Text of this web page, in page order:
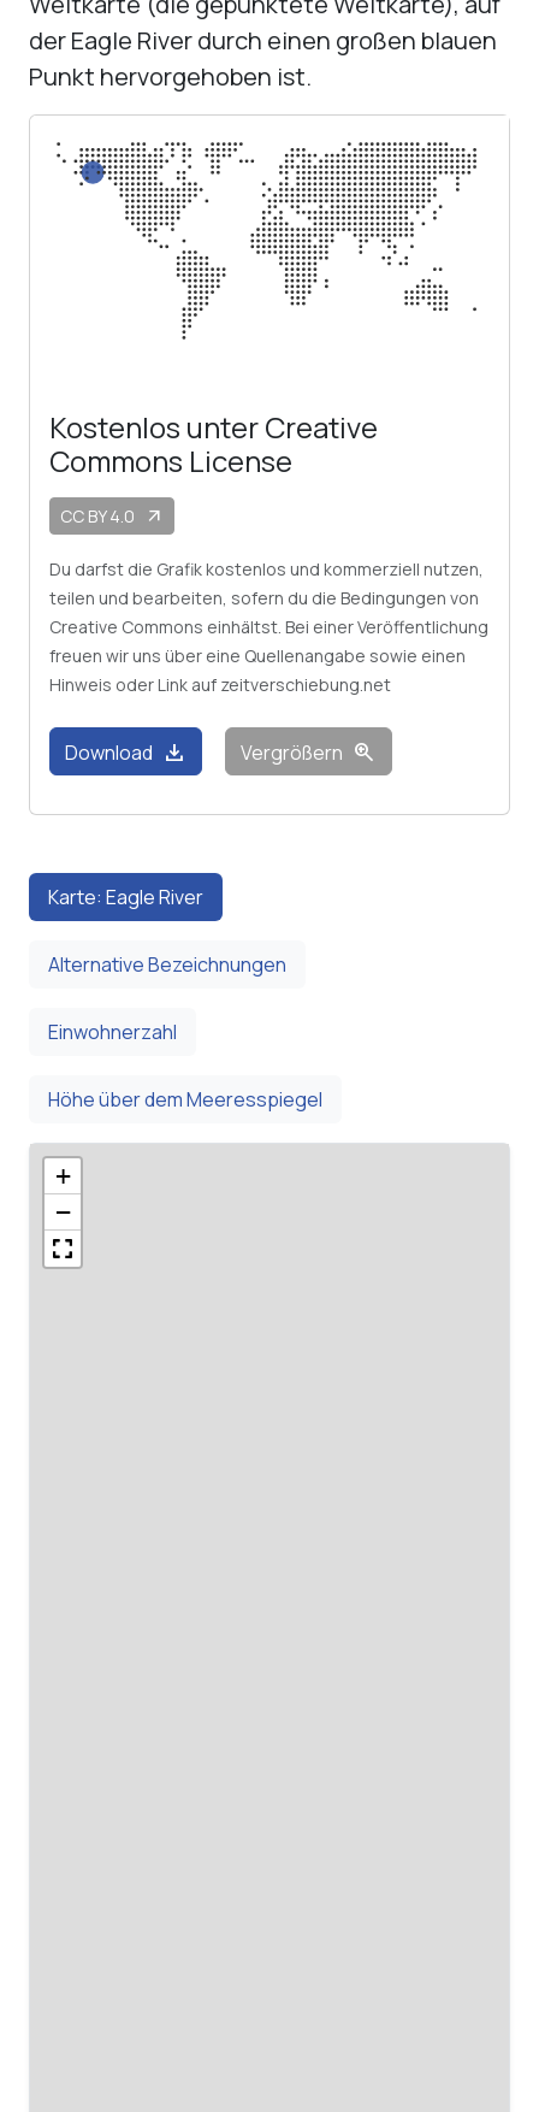
der Eagle River durch einen großen blauen
Punkt hervorgehoben ist.
Kostenlos unter Creative
Commons License
CC BY 4.0 arrow_outward
Du darfst die Grafik kostenlos und kommerziell nutzen,
teilen und bearbeiten, sofern du die Bedingungen von
Creative Commons einhältst. Bei einer Veröffentlichung
freuen wir uns über eine Quellenangabe sowie einen
Hinweis oder Link auf zeitverschiebung.net
Download download Vergrößern zoom_in
Karte: Eagle River
Alternative Bezeichnungen
Einwohnerzahl
Höhe über dem Meeresspiegel
+
−